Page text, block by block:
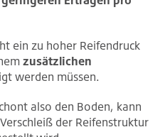
ein zu hoher Reifendruck
zusätzlichen
werden müssen.
also den Boden, kann
der Reifenstruktur